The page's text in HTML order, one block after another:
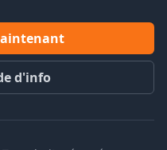
d'info